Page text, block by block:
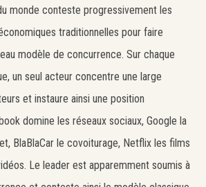
monde conteste progressivement les
traditionnelles pour faire
modèle de concurrence. Sur chaque
un seul acteur concentre une large
et instaure ainsi une position
domine les réseaux sociaux, Google la
BlaBlaCar le covoiturage, Netflix les films
Le leader est apparemment soumis à